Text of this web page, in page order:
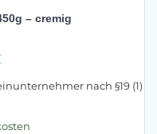
– cremig
nach §19 (1)